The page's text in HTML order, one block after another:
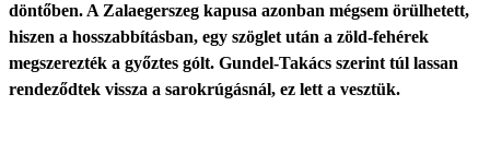
döntőben. A Zalaegerszeg kapusa azonban mégsem örülhetett,
hiszen a hosszabbításban, egy szöglet után a zöld-fehérek
megszerezték a győztes gólt. Gundel-Takács szerint túl lassan
rendeződtek vissza a sarokrúgásnál, ez lett a vesztük.